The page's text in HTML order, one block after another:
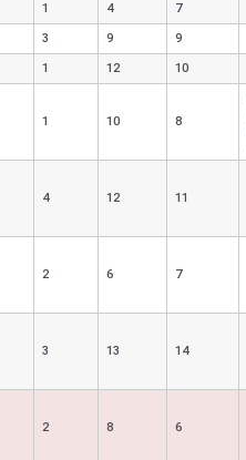
1 4 7
3 9 9
1 12 10
1 10 8
4 12 11
2 6 7
3 13 14
2 8 6